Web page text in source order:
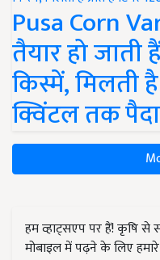
Pusa Corn
तैयार हो
किस्में, मिलती
क्विंटल तक
हम व्हाट्सएप पर हैं! कृषि
मोबाइल में पढ़ने के लिए